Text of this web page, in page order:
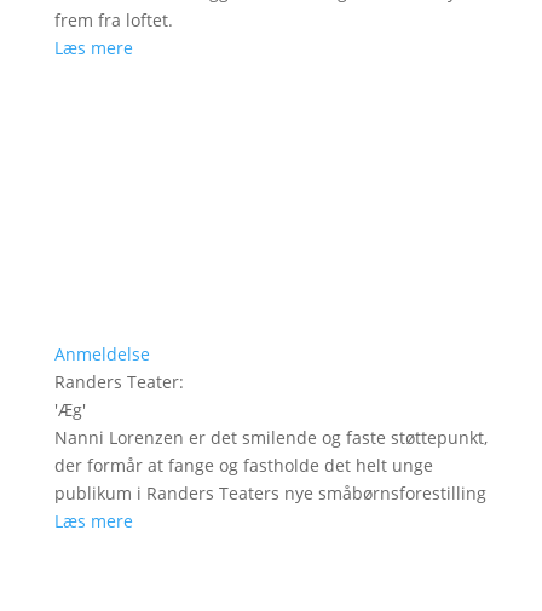
frem fra loftet.
Læs mere
Anmeldelse
Randers Teater:
'Æg'
Nanni Lorenzen er det smilende og faste støttepunkt,
der formår at fange og fastholde det helt unge
publikum i Randers Teaters nye småbørnsforestilling
Læs mere